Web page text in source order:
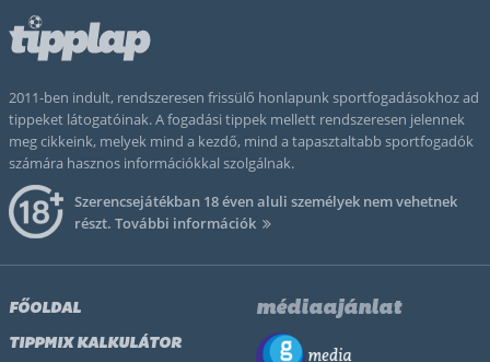
2011-ben indult, rendszeresen frissülő honlapunk sportfogadásokhoz ad
tippeket látogatóinak. A fogadási tippek mellett rendszeresen jelennek
meg cikkeink, melyek mind a kezdő, mind a tapasztaltabb sportfogadók
számára hasznos információkkal szolgálnak.
Szerencsejátékban 18 éven aluli személyek nem vehetnek
részt. További információk
FŐOLDAL
TIPPMIX KALKULÁTOR
médiaajánlat